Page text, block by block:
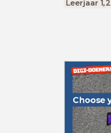
Leerjaar 1,2